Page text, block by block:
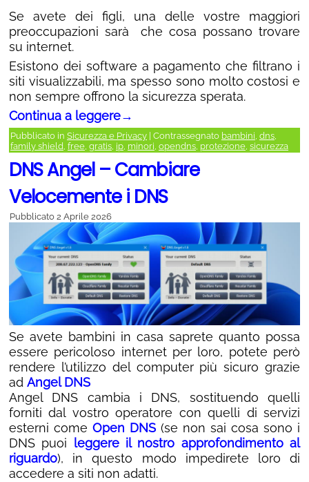
Se avete dei figli, una delle vostre maggiori
preoccupazioni sarà che cosa possano trovare
su internet.
Esistono dei software a pagamento che filtrano i
siti visualizzabili, ma spesso sono molto costosi e
non sempre offrono la sicurezza sperata.
Continua a leggere→
Pubblicato in Sicurezza e Privacy Contrassegnato bambini, dns,
family shield, free, gratis, ip, minori, opendns, protezione, sicurezza
DNS Angel – Cambiare
Velocemente i DNS
Pubblicato 2 Aprile 2026
Se avete bambini in casa saprete quanto possa
essere pericoloso internet per loro, potete però
rendere l’utilizzo del computer più sicuro grazie
ad Angel DNS
Angel DNS cambia i DNS, sostituendo quelli
forniti dal vostro operatore con quelli di servizi
esterni come Open DNS (se non sai cosa sono i
DNS puoi leggere il nostro approfondimento al
riguardo), in questo modo impedirete loro di
accedere a siti non adatti.